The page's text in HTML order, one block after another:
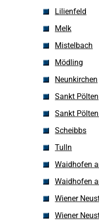
Lilienfeld
Melk
Mistelbach
Mödling
Neunkirchen
Sankt Pölten
Sankt
Scheibbs
Tulln
Waidhofen
Waidhofen
Wiener
Wiener